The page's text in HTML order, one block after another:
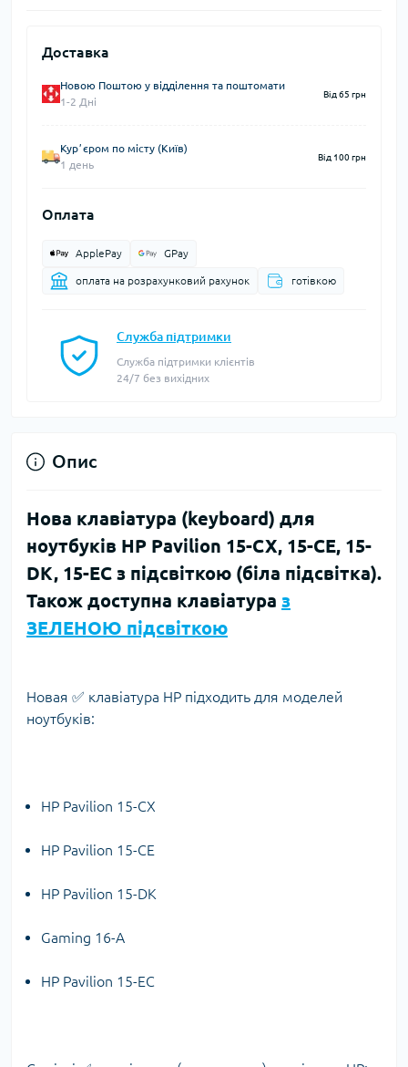
Доставка
Новою Поштою у відділення та поштомати
1-2 Дні
Від 65 грн
Курʼєром по місту (Київ)
1 день
Від 100 грн
Оплата
ApplePay GPay
оплата на розрахунковий рахунок готівкою
Служба підтримки
Служба підтримки клієнтів
24/7 без вихідних
Опис
Нова клавіатура (keyboard) для
ноутбуків HP Pavilion 15-CX, 15-CE, 15-
DK, 15-EC з підсвіткою (біла підсвітка).
Також доступна клавіатура з
ЗЕЛЕНОЮ підсвіткою
Новая ✅ клавіатура HP підходить для моделей
ноутбуків:
HP Pavilion 15-CX
HP Pavilion 15-CE
HP Pavilion 15-DK
Gaming 16-A
HP Pavilion 15-EC